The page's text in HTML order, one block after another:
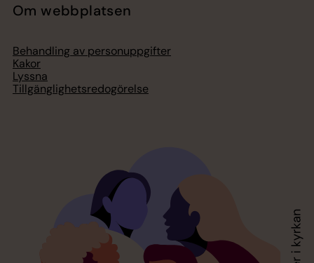
Om webbplatsen
Behandling av personuppgifter
Kakor
Lyssna
Tillgänglighetsredogörelse